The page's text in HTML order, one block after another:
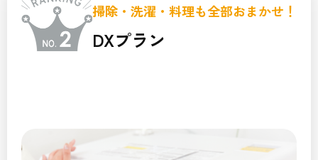
掃除・洗濯・料理も全部おまかせ！
DXプラン